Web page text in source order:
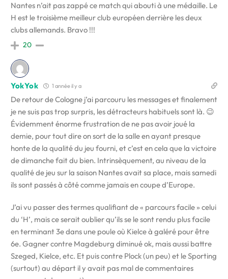
Nantes n’ait pas zappé ce match qui abouti à une médaille. Le
H est le troisième meilleur club européen derrière les deux
clubs allemands. Bravo !!!
20
YokYok 1 année il y a
De retour de Cologne j’ai parcouru les messages et finalement
je ne suis pas trop surpris, les détracteurs habituels sont là. 😉
Évidemment énorme frustration de ne pas avoir joué la
demie, pour tout dire on sort de la salle en ayant presque
honte de la qualité du jeu fourni, et c’est en cela que la victoire
de dimanche fait du bien. Intrinsèquement, au niveau de la
qualité de jeu sur la saison Nantes avait sa place, mais samedi
ils sont passés à côté comme jamais en coupe d’Europe.
J’ai vu passer des termes qualifiant de « parcours facile » celui
du ‘H’, mais ce serait oublier qu’ils se le sont rendu plus facile
en terminant 3e dans une poule où Kielce à galéré pour être
6e. Gagner contre Magdeburg diminué ok, mais aussi battre
Szeged, Kielce, etc. Et puis contre Plock (un peu) et le Sporting
(surtout) au départ il y avait pas mal de commentaires